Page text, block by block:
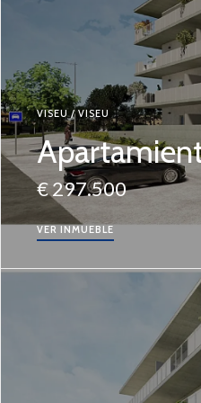
VISEU / VISEU
€ 297.500
VER INMUEBLE